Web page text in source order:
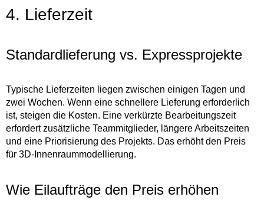
4. Lieferzeit
Standardlieferung vs. Expressprojekte
Typische Lieferzeiten liegen zwischen einigen Tagen und
zwei Wochen. Wenn eine schnellere Lieferung erforderlich
ist, steigen die Kosten. Eine verkürzte Bearbeitungszeit
erfordert zusätzliche Teammitglieder, längere Arbeitszeiten
und eine Priorisierung des Projekts. Das erhöht den Preis
für 3D-Innenraummodellierung.
Wie Eilaufträge den Preis erhöhen